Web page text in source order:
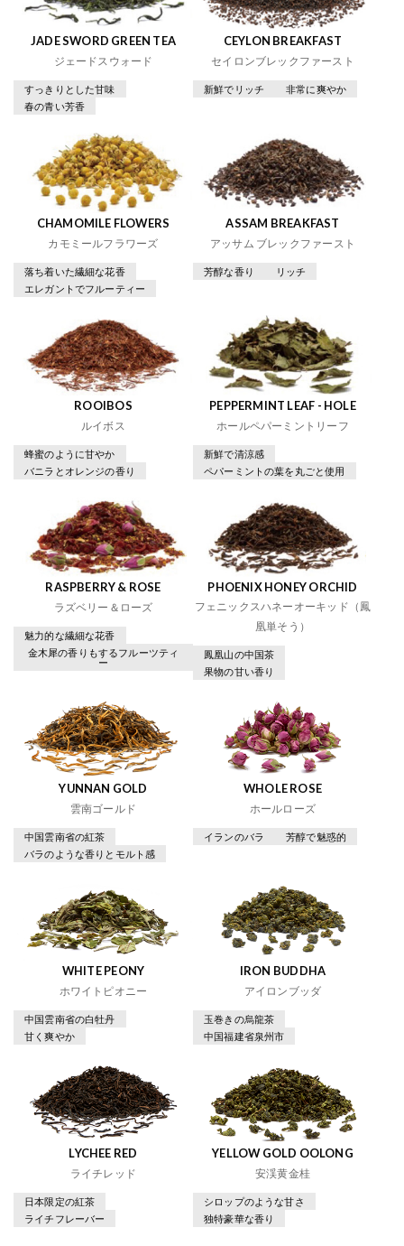
JADE SWORD GREEN TEA
ジェードスウォード
すっきりとした甘味
春の青い芳香
CEYLON BREAKFAST
セイロンブレックファースト
新鮮でリッチ 非常に爽やか
CHAMOMILE FLOWERS
カモミールフラワーズ
落ち着いた繊細な花香
エレガントでフルーティー
ASSAM BREAKFAST
アッサム ブレックファースト
芳醇な香り リッチ
ROOIBOS
ルイボス
蜂蜜のように甘やか
バニラとオレンジの香り
PEPPERMINT LEAF - HOLE
ホールペパーミントリーフ
新鮮で清涼感
ペパーミントの葉を丸ごと使用
RASPBERRY & ROSE
ラズベリー＆ローズ
魅力的な繊細な花香
金木犀の香りもするフルーツティ
ー
PHOENIX HONEY ORCHID
フェニックスハネーオーキッド（鳳
凰単そう）
鳳凰山の中国茶
果物の甘い香り
YUNNAN GOLD
雲南ゴールド
中国雲南省の紅茶
バラのような香りとモルト感
WHOLE ROSE
ホールローズ
イランのバラ 芳醇で魅惑的
WHITE PEONY
ホワイトピオニー
中国雲南省の白牡丹
甘く爽やか
IRON BUDDHA
アイロンブッダ
玉巻きの烏龍茶
中国福建省泉州市
LYCHEE RED
ライチレッド
日本限定の紅茶
ライチフレーバー
YELLOW GOLD OOLONG
安渓黄金桂
シロップのような甘さ
独特豪華な香り